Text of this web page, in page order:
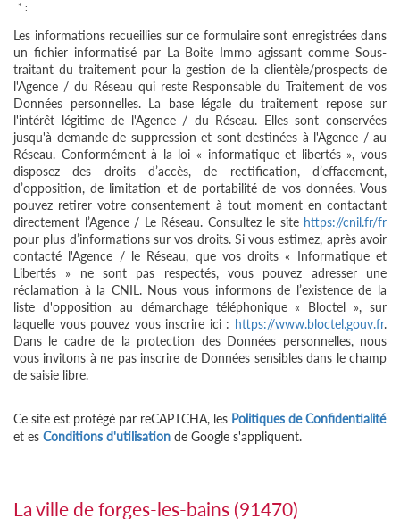
* :
Les informations recueillies sur ce formulaire sont enregistrées dans
un fichier informatisé par La Boite Immo agissant comme Sous-
traitant du traitement pour la gestion de la clientèle/prospects de
l'Agence / du Réseau qui reste Responsable du Traitement de vos
Données personnelles. La base légale du traitement repose sur
l'intérêt légitime de l'Agence / du Réseau. Elles sont conservées
jusqu'à demande de suppression et sont destinées à l'Agence / au
Réseau. Conformément à la loi « informatique et libertés », vous
disposez des droits d’accès, de rectification, d’effacement,
d’opposition, de limitation et de portabilité de vos données. Vous
pouvez retirer votre consentement à tout moment en contactant
directement l’Agence / Le Réseau. Consultez le site https://cnil.fr/fr
pour plus d’informations sur vos droits. Si vous estimez, après avoir
contacté l'Agence / le Réseau, que vos droits « Informatique et
Libertés » ne sont pas respectés, vous pouvez adresser une
réclamation à la CNIL. Nous vous informons de l’existence de la
liste d'opposition au démarchage téléphonique « Bloctel », sur
laquelle vous pouvez vous inscrire ici : https://www.bloctel.gouv.fr.
Dans le cadre de la protection des Données personnelles, nous
vous invitons à ne pas inscrire de Données sensibles dans le champ
de saisie libre.
Ce site est protégé par reCAPTCHA, les Politiques de Confidentialité
et es Conditions d'utilisation de Google s'appliquent.
la ville de forges-les-bains (91470)